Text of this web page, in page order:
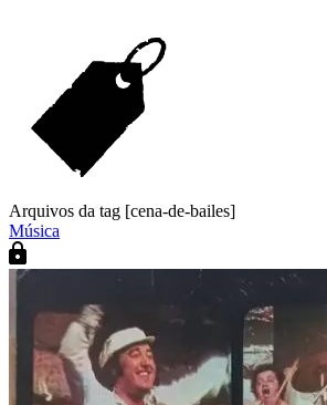
Arquivos da tag [cena-de-bailes]
Música